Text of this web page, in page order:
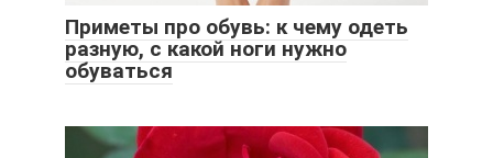
Приметы про обувь: к чему одеть
разную, с какой ноги нужно
обуваться